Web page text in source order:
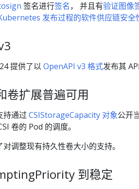
签名进行签名， 并且有验证图像
发布过程的软件供应链安全
提供了以 OpenAPI v3 格式发布其
卷扩展普遍可用
持通过 CSIStorageCapacity 对象公开
卷的 Pod 的调度。
对调整现有持久性卷大小的支持。
到稳定